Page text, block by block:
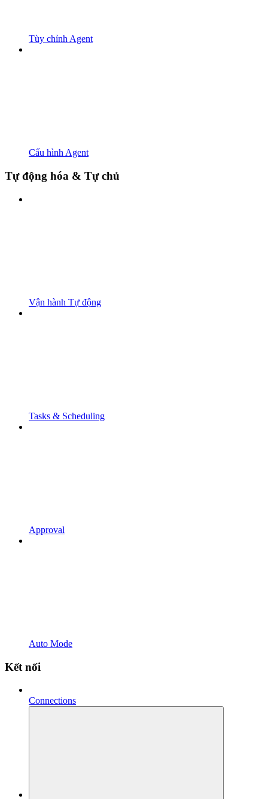
Tùy chỉnh Agent
Cấu hình Agent
Tự động hóa & Tự chủ
Vận hành Tự động
Tasks & Scheduling
Approval
Auto Mode
Kết nối
Connections